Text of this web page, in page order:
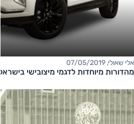
אלי שאולי, 07/05/2019
מהדורות מיוחדות לדגמי מיצובישי בישראל